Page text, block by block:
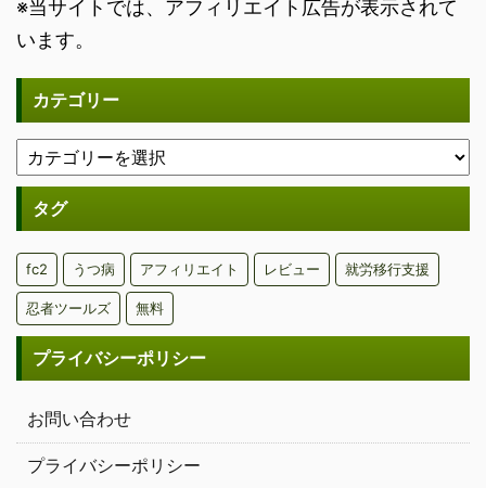
※当サイトでは、アフィリエイト広告が表示されて
います。
カテゴリー
タグ
fc2 うつ病 アフィリエイト レビュー 就労移行支援
忍者ツールズ 無料
プライバシーポリシー
お問い合わせ
プライバシーポリシー